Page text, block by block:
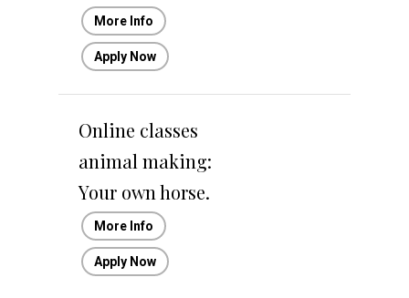
More Info
Apply Now
Online classes
animal making:
Your own horse.
More Info
Apply Now